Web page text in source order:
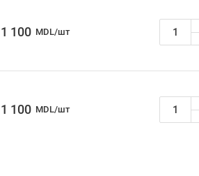
1 100 MDL/шт
1 100 MDL/шт